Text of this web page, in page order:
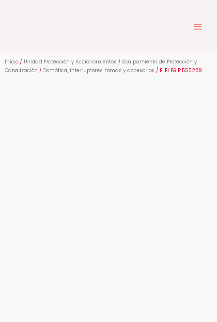
Inicio / Unidad Protección y Accionamientos / Equipamiento de Protección y
Canalización / Domótica, interruptores, tomas y accesorios / ELE.LEG.P.555289